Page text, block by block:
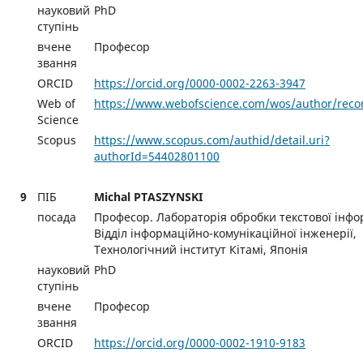
науковий
ступінь
PhD
вчене
звання
Професор
ORCID
https://orcid.org/0000-0002-2263-3947
Web of
Science
https://www.webofscience.com/wos/author/
Scopus
https://www.scopus.com/authid/detail.uri?
authorId=54402801100
9 ПІБ
Michal PTASZYNSKI
посада
Професор. Лабораторія обробки текстової
Відділ інформаційно-комунікаційної інженерії,
Технологічний інститут Кітамі, Японія
науковий
ступінь
PhD
вчене
звання
Професор
ORCID
https://orcid.org/0000-0002-1910-9183